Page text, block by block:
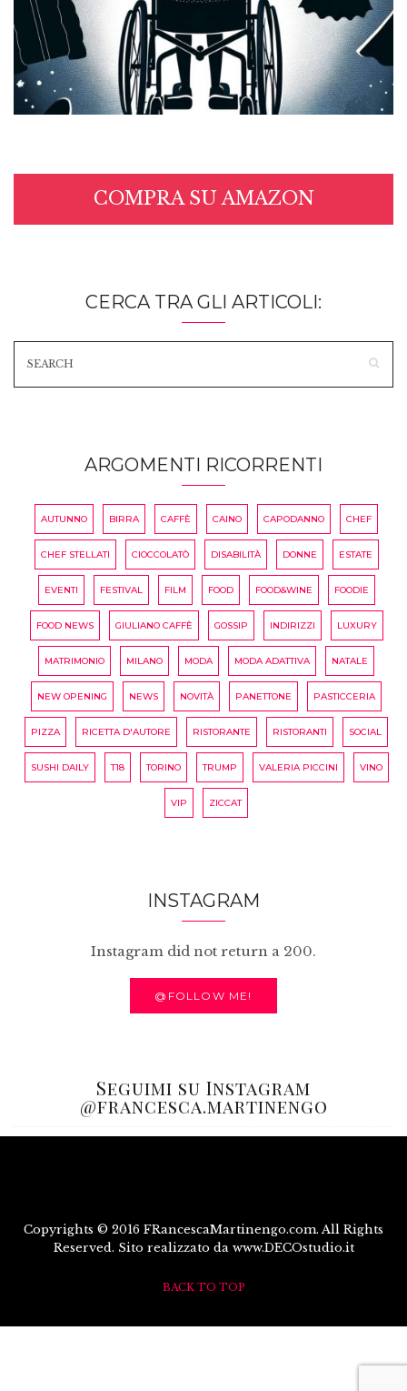
COMPRA SU AMAZON
CERCA TRA GLI ARTICOLI:
ARGOMENTI RICORRENTI
AUTUNNO BIRRA CAFFÈ CAINO CAPODANNO CHEF
CHEF STELLATI CIOCCOLATÒ DISABILITÀ DONNE ESTATE
EVENTI FESTIVAL FILM FOOD FOOD&WINE FOODIE
FOOD NEWS GIULIANO CAFFÈ GOSSIP INDIRIZZI LUXURY
MATRIMONIO MILANO MODA MODA ADATTIVA NATALE
NEW OPENING NEWS NOVITÀ PANETTONE PASTICCERIA
PIZZA RICETTA D'AUTORE RISTORANTE RISTORANTI SOCIAL
SUSHI DAILY T18 TORINO TRUMP VALERIA PICCINI VINO
VIP ZICCAT
INSTAGRAM
Instagram did not return a 200.
@FOLLOW ME!
Seguimi su Instagram
@francesca.martinengo
Copyrights © 2016 FRancescaMartinengo.com. All Rights
Reserved. Sito realizzato da www.DECOstudio.it
BACK TO TOP